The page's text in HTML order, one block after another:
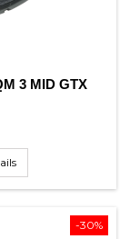
3 MID GTX
-30%